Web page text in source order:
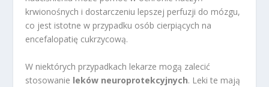
krwionośnych i dostarczeniu lepszej perfuzji do mózgu,
co jest istotne w przypadku osób cierpiących na
encefalopatię cukrzycową.
W niektórych przypadkach lekarze mogą zalecić
stosowanie leków neuroprotekcyjnych. Leki te mają